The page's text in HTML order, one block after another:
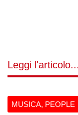
Leggi l'articolo...
MUSICA, PEOPLE